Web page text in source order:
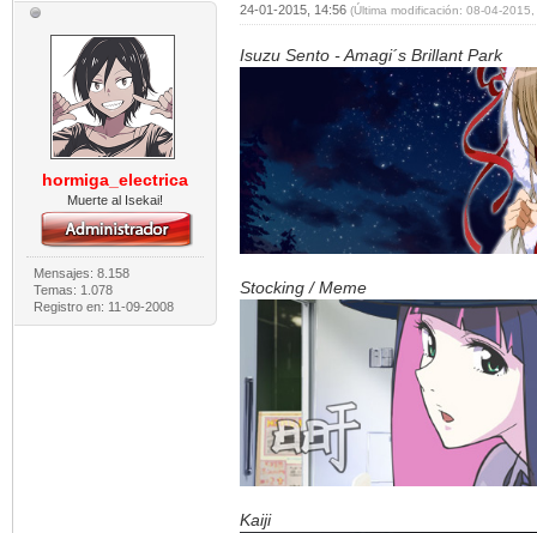
hormiga_electrica
Muerte al Isekai!
Mensajes: 8.158
Temas: 1.078
Registro en: 11-09-2008
24-01-2015, 14:56(Última modificación: 08-04-
Isuzu Sento - Amagi´s Brillant Park
Stocking / Meme
Kaiji